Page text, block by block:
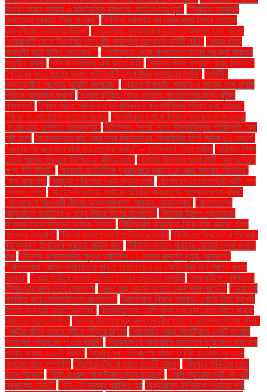
নির্ধারণ করবে সরকার ও রাজনৈতিক দলগুলো: জাতিসংঘের দূত" "নির্বাচিত সরকারই
সর্বোত্তম সরকার: মির্জা ফখরুল" "নিষিদ্ধ ঘোষণার পর ভোরবেলায় ঢাকার রাস্তায়
ছাত্রলীগের নেতাদের মিছিল" "নেতানিয়াহু যুক্তরাজ্যে ঢুকলে গ্রেপ্তার হতে পারেন
"নোয়াখালী জেলা বিএনপির নতুন পাঁচ সদস্যের আহ্বায়ক কমিটি গঠন" "পদ্মার পাড়ে
অস্থায়ী হাটে ইলিশ বেচাকেনা"'' "পাকিস্তান থেকে বাংলাদেশে আসার পর রুনা লায়লার
সম্মুখীন বাধার" "পাগলা মসজিদে এক বস্তা চিঠি: "পাবনার শুঁটকি রপ্তানি হচ্ছে বিদেশে"
"পুতিনের নতুন ধরনের আরও শক্তিশালী ক্ষেপণাস্ত্র ব্যবহারের হুমকি" "পৃথিবীর
অভ্যন্তরীণ কেন্দ্রের আকৃতি বদলাচ্ছে" "প্রধান উপদেষ্টা: সরকার এ বছরের শেষ নাগাদ
নির্বাচন আয়োজন করবে" "প্রবল ঘূর্ণিঝড় 'দানা' আসন্ন: বাংলাদেশের জন্য ঝুঁকির
পর্যবেক্ষণ" "প্রেস সচিব: সচিবালয়ে সাংবাদিকদের প্রবেশাধিকার সীমিত করা হয়েছে"
"ফিফা ও খেলোয়াড়-ক্লাবের সংঘাত "ফ্যাসিবাদের পক্ষে লিখতে ব্যবহৃত কলম ভেঙে
দেওয়া হবে: হাসনাত আবদুল্লাহ" "বইমেলায় ‘মবের’ মতো উসকানিমূলক পরিস্থিতি কেন
সৃষ্টি হলো "বঙ্গোপসাগরে মাছ ধরার সময় মিয়ানমারের নৌবাহিনীর হাতে আটক ৫৬ জেলে"
"বছরের পর বছর মনে রাখা হবে তোমার অর্জন" – মুশফিককে নিয়ে তামিম "বরিশাল শিক্ষা
বোর্ডে পাসের হার এবং জিপিএ-৫ বৃদ্ধির খবর" "বাজারে উন্মোচন হলো সিটি গ্রুপের নতুন
পণ্য ‘টুটি টুইস্ট’" "বাজেটে অর্থনৈতিক পুনরুদ্ধারে গুরুত্ব দেওয়ার আহ্বান সিপিডির"
"বাবা কারাগারে "বায়ুদূষণে বিশ্বের পঞ্চম স্থানে ঢাকা "বাংলাদেশ ডেভেলপমেন্ট পার্টি পেল
নিবন্ধন সনদ" "বাংলাদেশ ব্যাংক: ব্যাংকে সাইবার আক্রমণের আশঙ্কাজনক বৃদ্ধি"
"বাংলাদেশে আওয়ামী লীগের অপ্রাসঙ্গিকতা: হাসনাত আবদুল্লাহ" "বাংলাদেশের
পাঠ্যবইতে মানচিত্র ও তথ্য বিষয়ে চীনের আপত্তি" "বিচারক ট্রাম্প প্রশাসনের
গণবরখাস্তের নির্দেশনা আটকে দিলেন" "বিটিআরসি স্টারলিংক নিয়ে কাজ করছে: ইলন
মাস্কের উদ্যোগ" "বিদেশ ভ্রমণে দেশি পর্যটকদের কমতি "বিপিএলে ক্রিকেট ও সিনেমার
'বিস্ফোরণ' উপভোগ করছেন শাকিব খান" "বিভিন্ন স্থানে খাবারের দোকান খোলা রাখতে
বাধা "বিশ্বের সংঘাতজনিত ক্ষুধায় প্রতিদিন ২১ হাজার মানুষের মৃত্যু: অক্সফাম"
"বেক্সিমকোর শ্রমিক-কর্মচারীদের পাওনা পরিশোধে ৫২৫ কোটি টাকা ঋণ প্রদান করবে
সরকার" "বোমা ফাটিয়ে ও গুলি চালিয়ে সোনার দোকানে ডাকাতি "ব্যবসায়ীকে কোপানোর
ঘটনায় ছাত্রদল নেতা গ্রেপ্তার "ভাঙা হাড় জোড়া লাগতে কেন সময় লাগে?" "ভারতকে
পরাজিত করে সেমিফাইনালে বাংলাদেশ" "ভালোবাসা দিবসে ‘তামাশা’ পোস্ট নিয়ে ব্যাখ্যা
দিলেন উপদেষ্টা ফরিদা আখতার" "ভিনিসিয়ুসকে সৌদি ক্লাবে যাওয়া থেকে বিরত রাখতে
রিয়ালের নতুন কৌশল" "মতলব উত্তরে ছাত্রদল নেত্রীর বাড়িতে অগ্নিসংযোগের ঘটনা"
"মন্ত্রীর বাড়ির সামনে বৃষ্টিতে দাঁড়িয়ে ছিলাম "ময়নামতি ওয়ার সিমেট্রিতে একটি জাপানি
সৈনিকের দেহাবশেষ পাওয়া যায়নি" "ময়মনসিংহে আজহারীর মাহফিলে মুঠোফোন হারানোর
ঘটনায় থানায় ২০০টি জিডি" "মামুনুল হক: সচিবালয়ে আগুন ও টঙ্গী হত্যাকাণ্ড একে
অপরের সাথে সম্পর্কিত "মিরপুরে চাঁদা না পেয়ে মার্কেট ভাঙচুর "মিরপুরে সাকিবের খেলা
বন্ধে বিক্ষোভ "মির্জা ফখরুল আগামীকাল লন্ডন যাচ্ছেন" "মেসি-সুয়ারেজ জুটি: কি এটি
সর্বকালের সেরা?" "যদি এই সরকার পরাজিত হয় "যুক্তরাজ্য রাশিয়াকে সহায়তা করা